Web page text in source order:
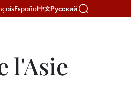
Español中文Русский
l'Asie